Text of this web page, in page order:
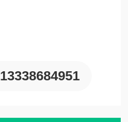
13338684951